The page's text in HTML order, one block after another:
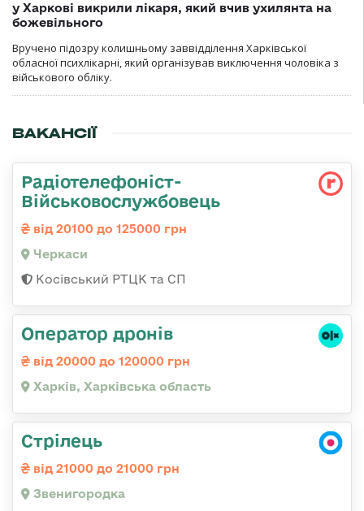
у Харкові викрили лікаря, який вчив ухилянта на
божевільного
Вручено підозру колишньому заввідділення Харківської
обласної психлікарні, який організував виключення чоловіка з
військового обліку.
ВАКАНСІЇ
Радіотелефоніст-
Військовослужбовець
від 20100 до 125000 грн
Черкаси
Косівський РТЦК та СП
Оператор дронів
від 20000 до 120000 грн
Харків, Харківська область
Стрілець
від 21000 до 21000 грн
Звенигородка